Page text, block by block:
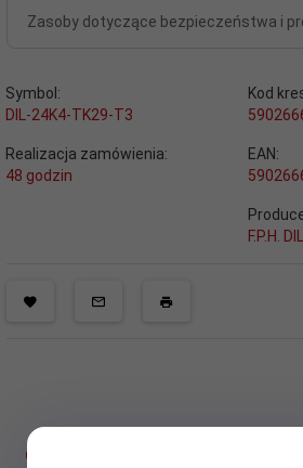
Zasoby dotyczące bezpieczeństwa i
Symbol:
DIL-24K4-TK29-T3
Kod
Realizacja zamówienia:
48 godzin
EAN:
F.P.H. DIL
OPIS PRODUKTU